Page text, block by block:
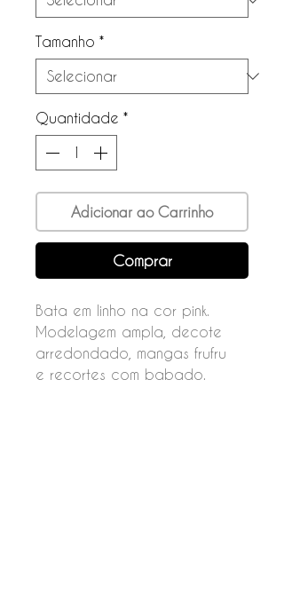
Tamanho *
Quantidade *
Adicionar ao Carrinho
Comprar
Bata em linho na cor pink.
Modelagem ampla, decote
arredondado, mangas frufru
e recortes com babado.